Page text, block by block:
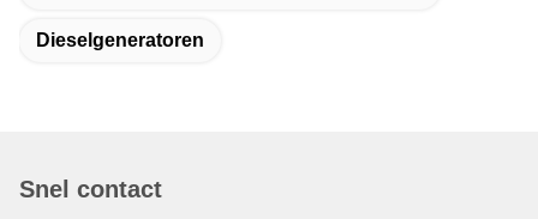
Dieselgeneratoren
Snel contact